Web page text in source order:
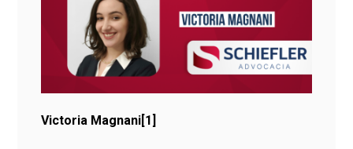
Victoria Magnani [1]